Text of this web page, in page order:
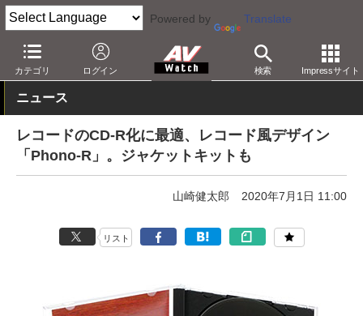
Powered by Translate
カテゴリ ログイン 検索 Impressサイト
AV Watch 製品 記録メディア
ニュース
レコードのCD-R化に最適、レコード風デザイン
「Phono-R」。ジャケットキットも
山崎健太郎 2020年7月1日 11:00
リスト